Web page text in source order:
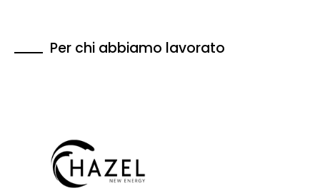
Per chi abbiamo lavorato